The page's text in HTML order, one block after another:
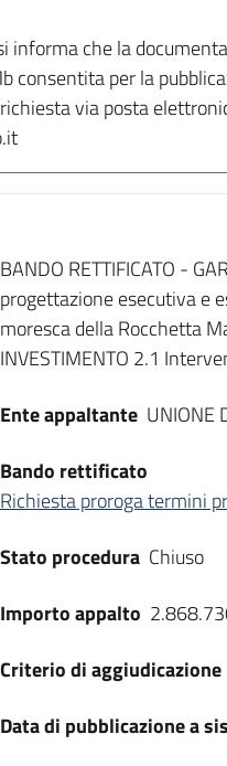
informa che la
consentita per la
via posta
Dati del bando
BANDO RETTIFICATO -
progettazione esecutiva e
moresca della Rocchetta
INVESTIMENTO 2.1
Ente appaltante UNIONE
Bando rettificato
Richiesta proroga termini
Stato procedura Chiuso
Importo appalto
Criterio di aggiudicazione
Data di pubblicazione a